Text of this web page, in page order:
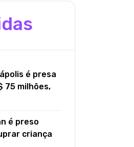
é presa
75 milhões,
é preso
criança